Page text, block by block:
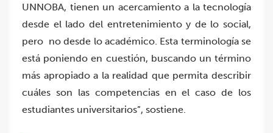
UNNOBA, tienen un acercamiento a la tecnología
desde el lado del entretenimiento y de lo social,
pero no desde lo académico. Esta terminología se
está poniendo en cuestión, buscando un término
más apropiado a la realidad que permita describir
cuáles son las competencias en el caso de los
estudiantes universitarios”, sostiene.